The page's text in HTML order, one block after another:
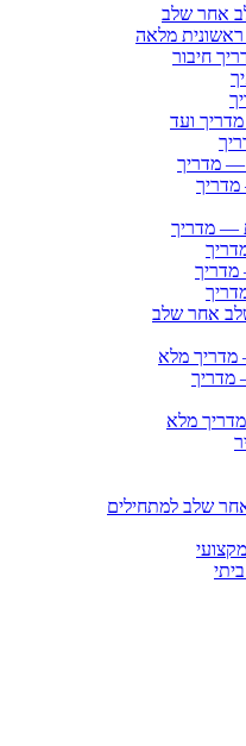
ועד
— מדריך
— מדריך
אחר שלב
מלא
מדריך
מלא
שלב למתחילים